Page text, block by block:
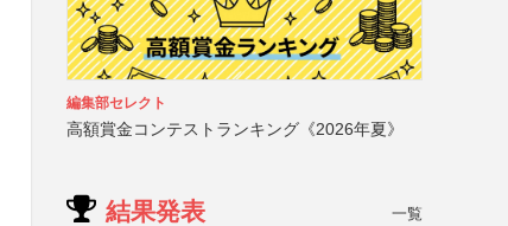
編集部セレクト
高額賞金コンテストランキング《2026年夏》
結果発表 一覧